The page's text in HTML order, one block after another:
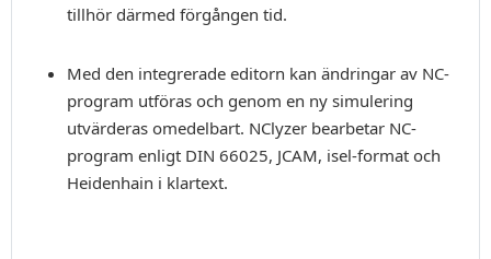
tillhör därmed förgången tid.
Med den integrerade editorn kan ändringar av NC-
program utföras och genom en ny simulering
utvärderas omedelbart. NClyzer bearbetar NC-
program enligt DIN 66025, JCAM, isel-format och
Heidenhain i klartext.